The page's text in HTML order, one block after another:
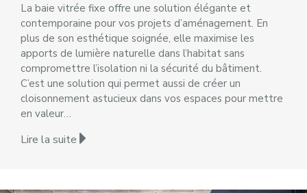
La baie vitrée fixe offre une solution élégante et
contemporaine pour vos projets d’aménagement. En
plus de son esthétique soignée, elle maximise les
apports de lumière naturelle dans l’habitat sans
compromettre l’isolation ni la sécurité du bâtiment.
C’est une solution qui permet aussi de créer un
cloisonnement astucieux dans vos espaces pour mettre
en valeur…
Lire la suite